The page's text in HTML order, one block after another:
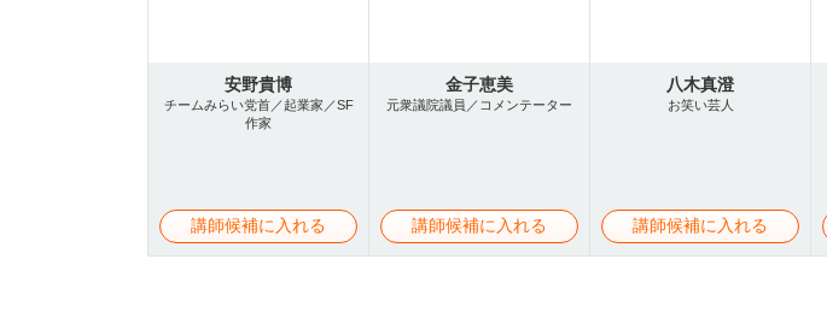
安野貴博
チームみらい党首／起業家／SF
作家
講師候補に入れる
金子恵美
元衆議院議員／コメンテーター
講師候補に入れる
八木真澄
お笑い芸人
講師候補に入れる